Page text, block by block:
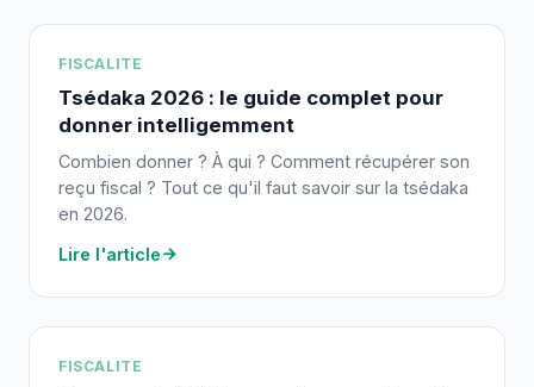
FISCALITE
Tsédaka 2026 : le guide complet pour
donner intelligemment
Combien donner ? À qui ? Comment récupérer son
reçu fiscal ? Tout ce qu'il faut savoir sur la tsédaka
en 2026.
Lire l'article
FISCALITE